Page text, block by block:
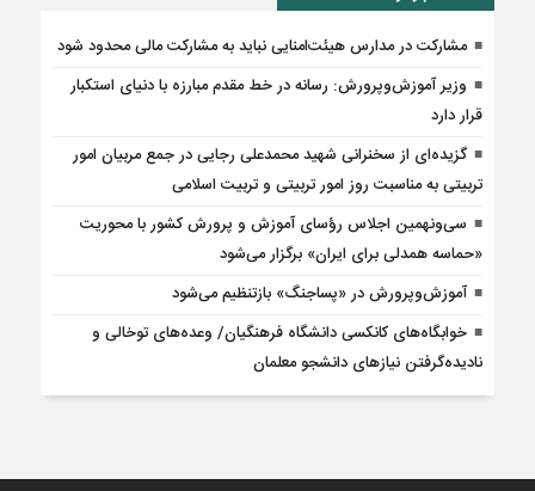
مشارکت در مدارس هیئت‌امنایی نباید به مشارکت مالی محدود شود
وزیر آموزش‌وپرورش: رسانه در خط مقدم مبارزه با دنیای استکبار
قرار دارد
گزیده‌ای از سخنرانی شهید محمدعلی رجایی در جمع مربیان امور
تربیتی به مناسبت روز امور تربیتی و تربیت اسلامی
سی‌ونهمین اجلاس رؤسای آموزش و پرورش کشور با محوریت
«حماسه همدلی برای ایران» برگزار می‌شود
آموزش‌وپرورش در «پسا‌جنگ» بازتنظیم می‌شود
خوابگاه‌های کانکسی دانشگاه فرهنگیان/ وعده‌های توخالی و
نادیده‌گرفتن نیازهای دانشجو معلمان